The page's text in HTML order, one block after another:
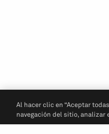
Al hacer clic en “Aceptar
navegación del sitio, analizar